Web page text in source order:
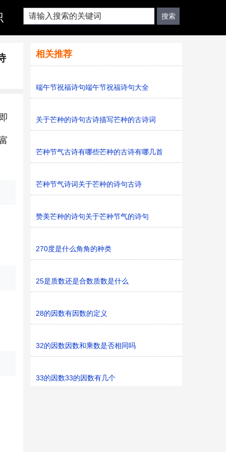
相关推荐
端午节祝福诗句端午节祝福诗句大全
关于芒种的诗句古诗描写芒种的古诗词
芒种节气古诗有哪些芒种的古诗有哪几首
芒种节气诗词关于芒种的诗句古诗
赞美芒种的诗句关于芒种节气的诗句
270度是什么角角的种类
25是质数还是合数质数是什么
28的因数有因数的定义
32的因数因数和乘数是否相同吗
33的因数33的因数有几个